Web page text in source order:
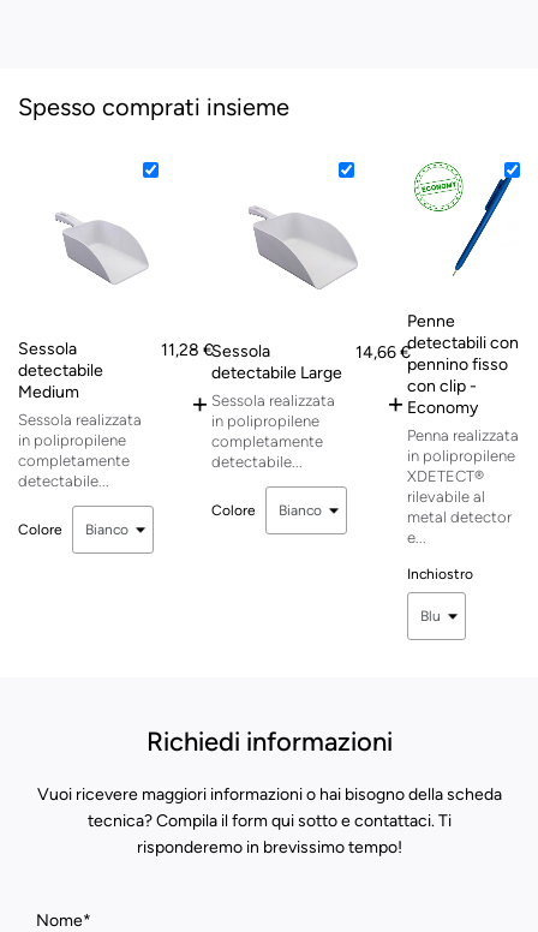
Spesso comprati insieme
Sessola
detectabile
Medium
Sessola realizzata
in polipropilene
completamente
detectabile...
11,28 €
Colore
+
Sessola
detectabile Large
Sessola realizzata
in polipropilene
completamente
detectabile...
14,66 €
Colore
+
Penne
detectabili con
pennino fisso
con clip -
Economy
Penna realizzata
in polipropilene
XDETECT®
rilevabile al
metal detector
e...
Inchiostro
Richiedi informazioni
Vuoi ricevere maggiori informazioni o hai bisogno della scheda
tecnica? Compila il form qui sotto e contattaci. Ti
risponderemo in brevissimo tempo!